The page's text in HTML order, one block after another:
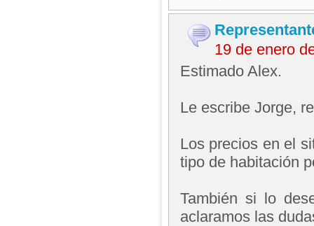
19 de enero
Estimado Alex.
Le escribe Jorge,
Los precios en el
tipo de habitación
También si lo
aclaramos las